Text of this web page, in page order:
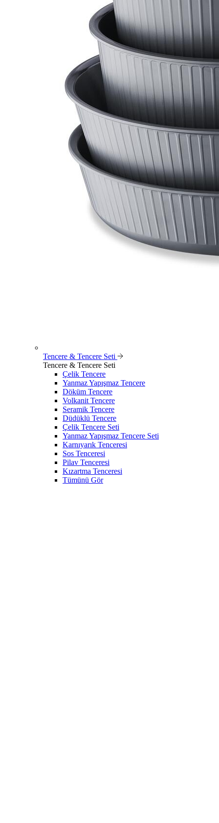
Tencere & Tencere Seti
Tencere & Tencere Seti
Çelik Tencere
Yanmaz Yapışmaz Tencere
Döküm Tencere
Volkanit Tencere
Seramik Tencere
Düdüklü Tencere
Çelik Tencere Seti
Yanmaz Yapışmaz Tencere Seti
Karnıyarık Tenceresi
Sos Tenceresi
Pilav Tenceresi
Kızartma Tenceresi
Tümünü Gör